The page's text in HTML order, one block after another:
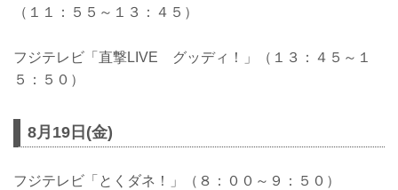
（１１：５５～１３：４５）
フジテレビ「直撃LIVE グッディ！」（１３：４５～１
５：５０）
8月19日(金)
フジテレビ「とくダネ！」（８：００～９：５０）